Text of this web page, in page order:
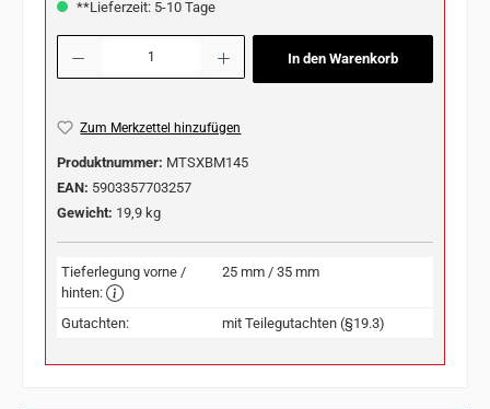
**Lieferzeit: 5-10 Tage
Produkt Anzahl: Gib den gewünschten Wert ein oder benutze die Schaltflächen
In den Warenkorb
Zum Merkzettel hinzufügen
Produktnummer: MTSXBM145
EAN: 5903357703257
Gewicht: 19,9 kg
Tieferlegung vorne /
hinten:
25 mm / 35 mm
Gutachten: mit Teilegutachten (§19.3)